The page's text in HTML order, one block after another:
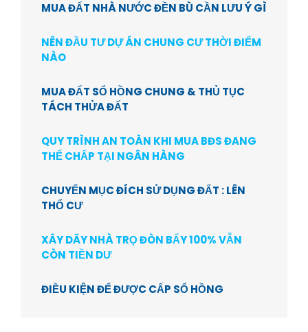
MUA ĐẤT NHÀ NƯỚC ĐỀN BÙ CẦN LƯU Ý GÌ
NÊN ĐẦU TƯ DỰ ÁN CHUNG CƯ THỜI ĐIỂM
NÀO
MUA ĐẤT SỔ HỒNG CHUNG & THỦ TỤC
TÁCH THỬA ĐẤT
QUY TRÌNH AN TOÀN KHI MUA BĐS ĐANG
THẾ CHẤP TẠI NGÂN HÀNG
CHUYỂN MỤC ĐÍCH SỬ DỤNG ĐẤT : LÊN
THỔ CƯ
XÂY DÃY NHÀ TRỌ ĐÒN BẨY 100% VẪN
CÒN TIỀN DƯ
ĐIỀU KIỆN ĐỂ ĐƯỢC CẤP SỔ HỒNG